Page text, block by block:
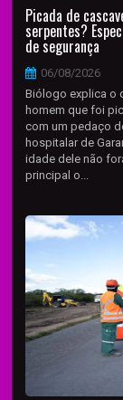
Picada de
serpentes?
de segurança
06/08/2026
Biólogo explica o
homem que foi
com um pedaço
hospitalar de
idade dele não
principal o...